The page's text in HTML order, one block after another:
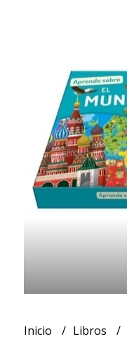
Inicio Libros